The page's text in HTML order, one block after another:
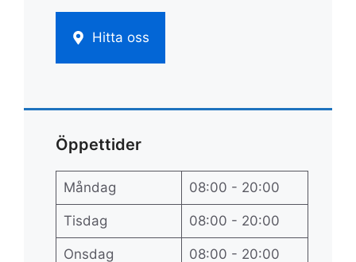
Hitta oss
Öppettider
Måndag 08:00 - 20:00
Tisdag 08:00 - 20:00
Onsdag 08:00 - 20:00